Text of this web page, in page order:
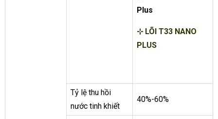
Plus
⊹ LÕI T33 NANO
PLUS
Tỷ lệ thu hồi
nước tinh khiết
40%-60%